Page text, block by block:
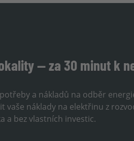
— za 30 minut k
a nákladů na odběr
vaše náklady na elektřinu z
a bez vlastních investic.